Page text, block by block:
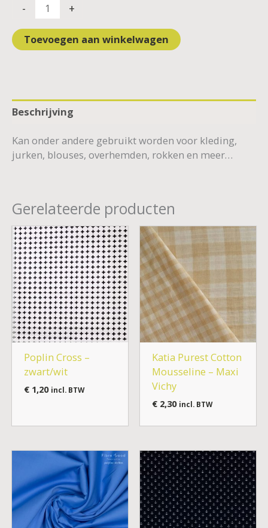
- +
Toevoegen aan winkelwagen
Beschrijving
Kan onder andere gebruikt worden voor kleding,
jurken, blouses, overhemden, rokken en meer…
Gerelateerde producten
Poplin Cross –
zwart/wit
€1,20 incl. BTW
Katia Purest Cotton
Mousseline – Maxi
Vichy
€2,30 incl. BTW